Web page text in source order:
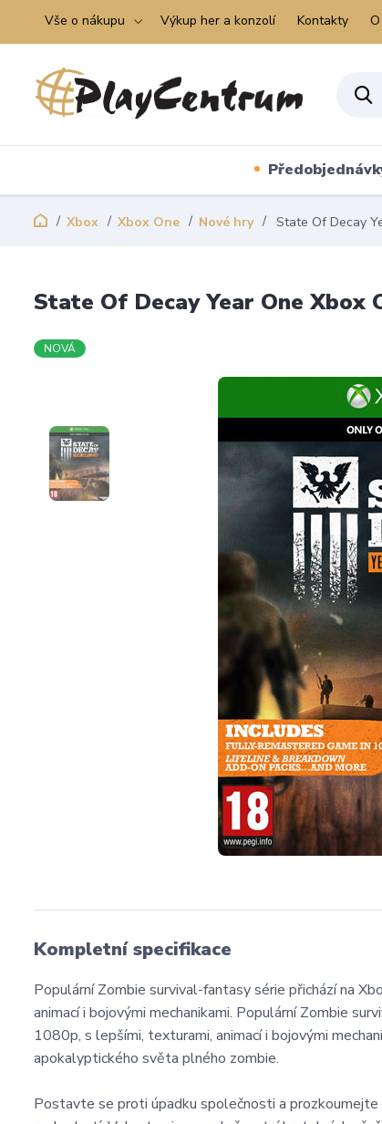
Vše o nákupu Výkup her a konzolí Kontakty
Xbox Xbox One Nové hry State Of Decay
State Of Decay Year One Xbox
NOVÁ
Kompletní specifikace
Populární Zombie survival-fantasy série přichází na
animací i bojovými mechanikami. Populární Zombie
1080p, s lepšími, texturami, animací i bojovými
apokalyptického světa plného zombie.
Postavte se proti úpadku společnosti a